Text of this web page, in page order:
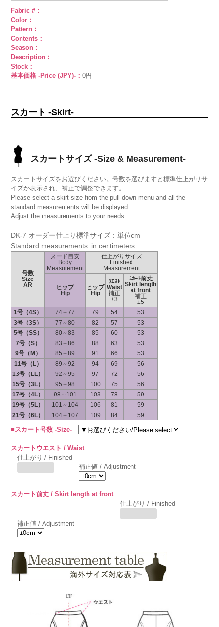
Fabric #：
Color：
Pattern：
Contents：
Season：
Description：
Stock：
基本価格 -Price (JPY)-：0円
スカート -Skirt-
スカートサイズ -Size & Measurement-
スカートサイズをお選びください。号数を選びますと標準仕上がりサ
イズが表示され、補正で調整できます。
Please select a skirt size from the pull-down menu and all the
standard measurements will be displayed.
Adjust the measurements to your needs.
DK-7 オーダー仕上り標準サイズ：単位cm
Standard measurements: in centimeters
号数
Size
AR
ヌード目安
Body
Measurement
仕上がりサイズ
Finished
Measurement
ヒップ
Hip
ヒップ
Hip
ｳｴｽﾄ
Waist
補正
±3
ｽｶｰﾄ前丈
Skirt length
at front
補正
±5
1号（4S）
74～77 79 54
53
3号（3S）
77～80 82 57
53
5号（SS）
80～83 85 60
53
7号（S）
83～86 88 63
53
9号（M）
85～89 91 66
53
11号（L）
89～92 94 69
56
13号（LL）
92～95 97 72
56
15号（3L）
95～98 100 75
56
17号（4L）
98～101 103 78
59
19号（5L）
101～104 106 81
59
21号（6L）
104～107 109 84 59
■スカート号数 -Size-
スカートウエスト / Waist
仕上がり / Finished
補正値 / Adjustment
スカート前丈 / Skirt length at front
仕上がり / Finished
補正値 / Adjustment